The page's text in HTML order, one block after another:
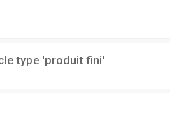
type 'produit fini'